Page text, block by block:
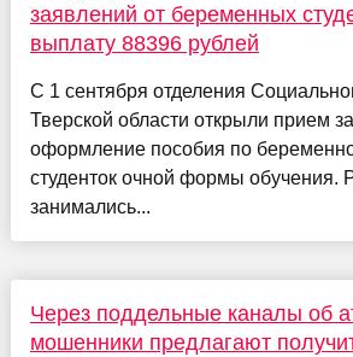
заявлений от беременных
выплату 88396 рублей
С 1 сентября отделения
Тверской области открыли прием
оформление пособия по
студенток очной формы обучения.
занимались...
Через поддельные каналы об
мошенники предлагают